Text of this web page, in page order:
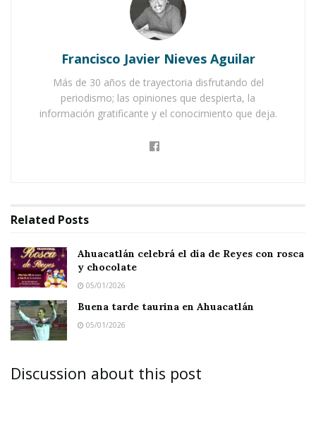
Buena tarde taurina en Ahuacatlán
Francisco Javier Nieves Aguilar
Más de 30 años de trayectoria disfrutando del
periodismo; las opiniones que despierta, la
información gratificante y el conocimiento que deja.
Related Posts
Ahuacatlán celebrá el día de Reyes con rosca
y chocolate
05/01/2026
Buena tarde taurina en Ahuacatlán
05/01/2026
Discussion about this post